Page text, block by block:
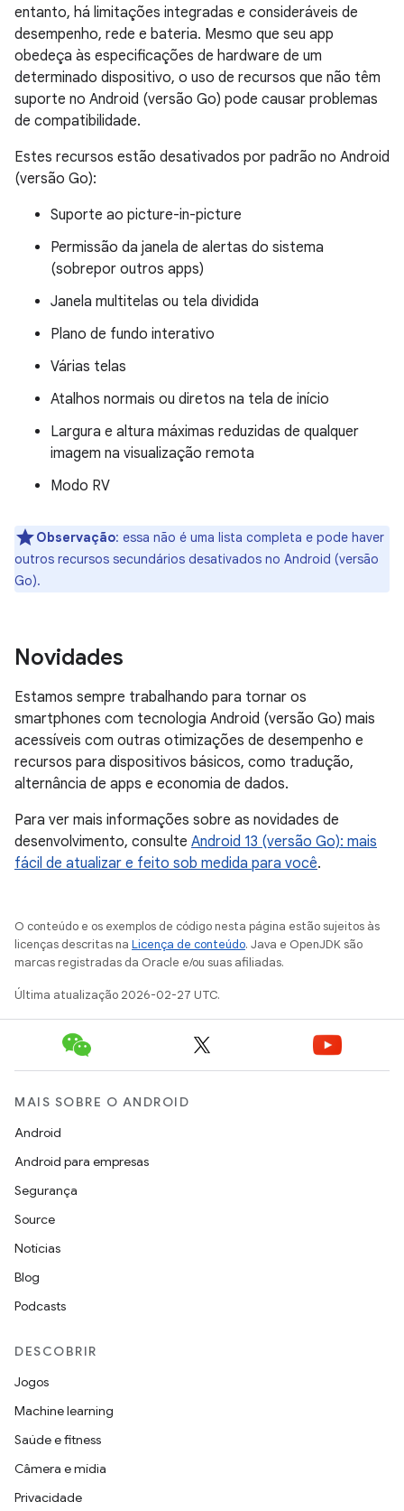
entanto, há limitações integradas e consideráveis de
desempenho, rede e bateria. Mesmo que seu app
obedeça às especificações de hardware de um
determinado dispositivo, o uso de recursos que não têm
suporte no Android (versão Go) pode causar problemas
de compatibilidade.
Estes recursos estão desativados por padrão no Android
(versão Go):
Suporte ao picture-in-picture
Permissão da janela de alertas do sistema
(sobrepor outros apps)
Janela multitelas ou tela dividida
Plano de fundo interativo
Várias telas
Atalhos normais ou diretos na tela de início
Largura e altura máximas reduzidas de qualquer
imagem na visualização remota
Modo RV
Observação: essa não é uma lista completa e pode haver
outros recursos secundários desativados no Android (versão
Go).
Novidades
Estamos sempre trabalhando para tornar os
smartphones com tecnologia Android (versão Go) mais
acessíveis com outras otimizações de desempenho e
recursos para dispositivos básicos, como tradução,
alternância de apps e economia de dados.
Para ver mais informações sobre as novidades de
desenvolvimento, consulte Android 13 (versão Go): mais
fácil de atualizar e feito sob medida para você.
O conteúdo e os exemplos de código nesta página estão sujeitos às
licenças descritas na Licença de conteúdo. Java e OpenJDK são
marcas registradas da Oracle e/ou suas afiliadas.
Última atualização 2026-02-27 UTC.
MAIS SOBRE O ANDROID
Android
Android para empresas
Segurança
Source
Notícias
Blog
Podcasts
DESCOBRIR
Jogos
Machine learning
Saúde e fitness
Câmera e mídia
Privacidade